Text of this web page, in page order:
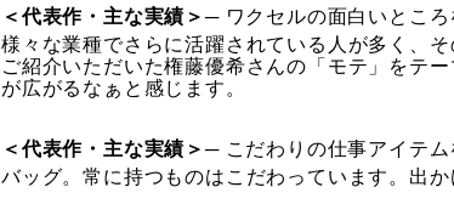
＜代表作・主な実績＞ ─ ワクセルの面白いところ
様々な業種でさらに活躍されている人が多く、
ご紹介いただいた権藤優希さんの「モテ」をテ
が広がるなぁと感じます。
＜代表作・主な実績＞ ─ こだわりの仕事アイテム
バッグ。常に持つものはこだわっています。出